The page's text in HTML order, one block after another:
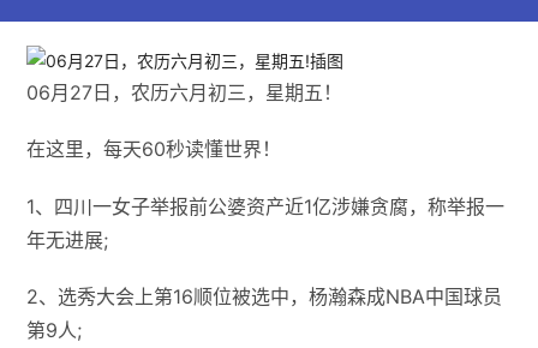
06月27日，农历六月初三，星期五！
在这里，每天60秒读懂世界！
1、四川一女子举报前公婆资产近1亿涉嫌贪腐，称举报一
年无进展;
2、选秀大会上第16顺位被选中，杨瀚森成NBA中国球员
第9人;